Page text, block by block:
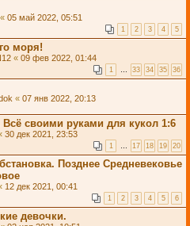
« 05 май 2022, 05:51
1 2 3 4 5
моря!
« 09 фев 2022, 01:44
1 … 33 34 35 36
« 07 янв 2022, 20:13
своими руками для кукол 1:6
30 дек 2021, 23:53
1 … 17 18 19 20
Позднее Средневековье
12 дек 2021, 00:41
1 2 3 4 5 6
девочки.